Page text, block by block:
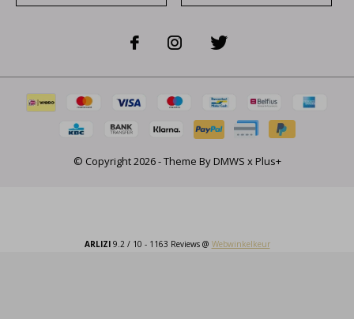
© Copyright2026- Theme ByDMWS x Plus+
ARLIZI9.2 / 10 - 1163 Reviews @ Webwinkelkeur